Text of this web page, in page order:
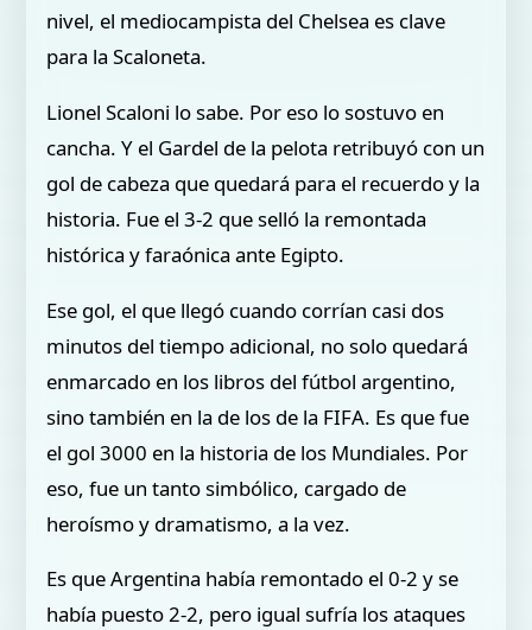
nivel, el mediocampista del Chelsea es clave
para la Scaloneta.
Lionel Scaloni lo sabe. Por eso lo sostuvo en
cancha. Y el Gardel de la pelota retribuyó con un
gol de cabeza que quedará para el recuerdo y la
historia. Fue el 3-2 que selló la remontada
histórica y faraónica ante Egipto.
Ese gol, el que llegó cuando corrían casi dos
minutos del tiempo adicional, no solo quedará
enmarcado en los libros del fútbol argentino,
sino también en la de los de la FIFA. Es que fue
el gol 3000 en la historia de los Mundiales. Por
eso, fue un tanto simbólico, cargado de
heroísmo y dramatismo, a la vez.
Es que Argentina había remontado el 0-2 y se
había puesto 2-2, pero igual sufría los ataques